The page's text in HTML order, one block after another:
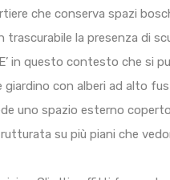
che conserva spazi
la presenza di
in questo contesto che si
giardino con alberi ad alto
uno spazio esterno
su più piani che